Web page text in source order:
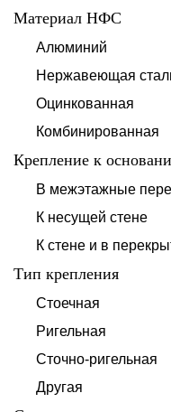
Материал НФС
Алюминий
Нержавеющая
Оцинкованная
Комбинированная
Крепление к
В межэтажные
К несущей стене
К стене и в
Тип крепления
Стоечная
Ригельная
Сточно-ригельная
Другая